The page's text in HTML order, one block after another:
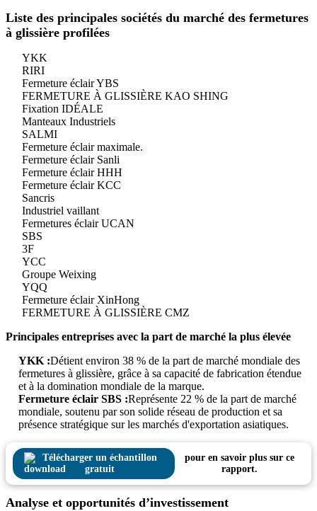
Liste des principales sociétés du marché des fermetures
à glissière profilées
YKK
RIRI
Fermeture éclair YBS
FERMETURE À GLISSIÈRE KAO SHING
Fixation IDÉALE
Manteaux Industriels
SALMI
Fermeture éclair maximale.
Fermeture éclair Sanli
Fermeture éclair HHH
Fermeture éclair KCC
Sancris
Industriel vaillant
Fermetures éclair UCAN
SBS
3F
YCC
Groupe Weixing
YQQ
Fermeture éclair XinHong
FERMETURE À GLISSIÈRE CMZ
Principales entreprises avec la part de marché la plus élevée
YKK :Détient environ 38 % de la part de marché mondiale des
fermetures à glissière, grâce à sa capacité de fabrication étendue
et à la domination mondiale de la marque.
Fermeture éclair SBS :Représente 22 % de la part de marché
mondiale, soutenu par son solide réseau de production et sa
présence stratégique sur les marchés d'exportation asiatiques.
Télécharger un échantillon
gratuit
pour en savoir plus sur ce
rapport.
Analyse et opportunités d’investissement